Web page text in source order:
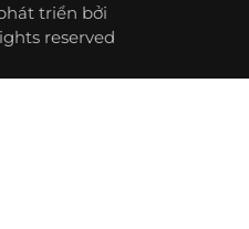
triển bởi
reserved